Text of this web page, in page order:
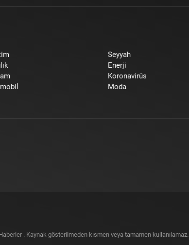
Seyyah
Enerji
Koronavirüs
Moda
. Kaynak gösterilmeden kısmen veya tamamen kullanılamaz.